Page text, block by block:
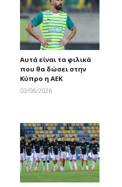
Αυτά είναι τα φιλικά
που θα δώσει στην
Κύπρο η ΑΕΚ
03/08/2026